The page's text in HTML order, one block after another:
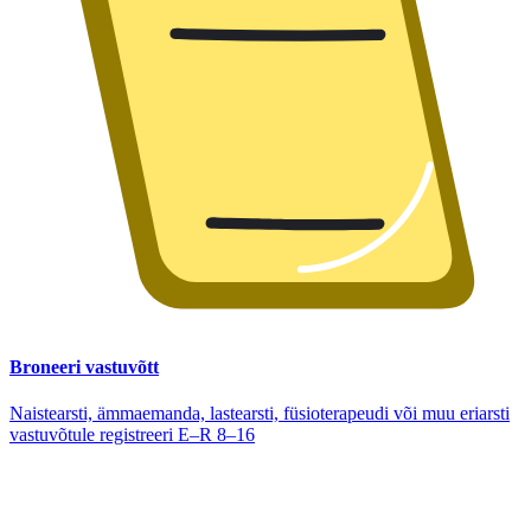
Broneeri vastuvõtt
Naistearsti, ämmaemanda, lastearsti, füsioterapeudi või muu eriarsti
vastuvõtule registreeri E–R 8–16